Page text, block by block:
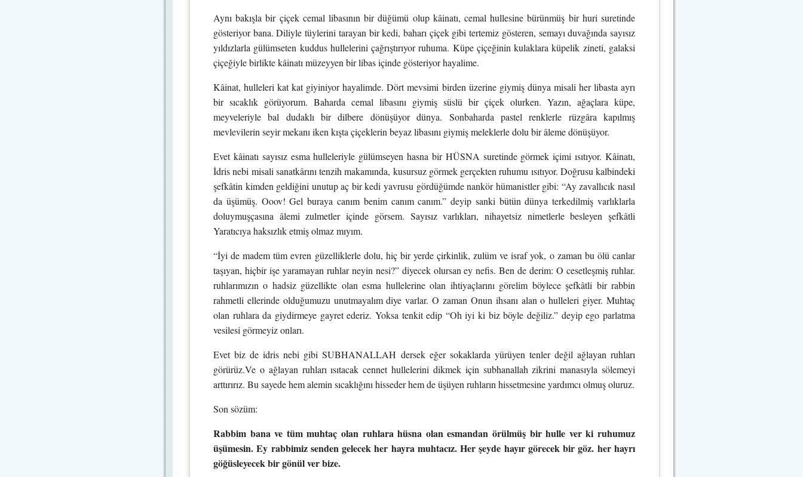
Aynı bakışla bir çiçek cemal libasının bir düğümü olup kâinatı, cemal hullesine bürünmüş bir huri suretinde
gösteriyor bana. Diliyle tüylerini tarayan bir kedi, baharı çiçek gibi tertemiz gösteren, semayı duvağında sayısız
yıldızlarla gülümseten kuddus hullelerini çağrıştırıyor ruhuma. Küpe çiçeğinin kulaklara küpelik zineti, galaksi
çiçeğiyle birlikte kâinatı müzeyyen bir libas içinde gösteriyor hayalime.
Kâinat, hulleleri kat kat giyiniyor hayalimde. Dört mevsimi birden üzerine giymiş dünya misali her libasta ayrı
bir sıcaklık görüyorum. Baharda cemal libasını giymiş süslü bir çiçek olurken. Yazın, ağaçlara küpe,
meyveleriyle bal dudaklı bir dilbere dönüşüyor dünya. Sonbaharda pastel renklerle rüzgâra kapılmış
mevlevilerin seyir mekanı iken kışta çiçeklerin beyaz libasını giymiş meleklerle dolu bir âleme dönüşüyor.
Evet kâinatı sayısız esma hulleleriyle gülümseyen hasna bir HÜSNA suretinde görmek içimi ısıtıyor. Kâinatı,
İdris nebi misali sanatkârını tenzih makamında, kusursuz görmek gerçekten ruhumu ısıtıyor. Doğrusu kalbindeki
şefkâtin kimden geldiğini unutup aç bir kedi yavrusu gördüğümde nankör hümanistler gibi: “Ay zavallıcık nasıl
da üşümüş. Ooov! Gel buraya canım benim canım canım.” deyip sanki bütün dünya terkedilmiş varlıklarla
doluymuşçasına âlemi zulmetler içinde görsem. Sayısız varlıkları, nihayetsiz nimetlerle besleyen şefkâtli
Yaratıcıya haksızlık etmiş olmaz mıyım.
“İyi de madem tüm evren güzelliklerle dolu, hiç bir yerde çirkinlik, zulüm ve israf yok, o zaman bu ölü canlar
taşıyan, hiçbir işe yaramayan ruhlar neyin nesi?” diyecek olursan ey nefis. Ben de derim: O cesetleşmiş ruhlar.
ruhlarımızın o hadsiz güzellikte olan esma hullelerine olan ihtiyaçlarını görelim böylece şefkâtli bir rabbin
rahmetli ellerinde olduğumuzu unutmayalım diye varlar. O zaman Onun ihsanı alan o hulleleri giyer. Muhtaç
olan ruhlara da giydirmeye gayret ederiz. Yoksa tenkit edip “Oh iyi ki biz böyle değiliz.” deyip ego parlatma
vesilesi görmeyiz onları.
Evet biz de idris nebi gibi SUBHANALLAH dersek eğer sokaklarda yürüyen tenler değil ağlayan ruhları
görürüz.Ve o ağlayan ruhları ısıtacak cennet hullelerini dikmek için subhanallah zikrini manasıyla sölemeyi
arttırırız. Bu sayede hem alemin sıcaklığını hisseder hem de üşüyen ruhların hissetmesine yardımcı olmuş oluruz.
Son sözüm:
Rabbim bana ve tüm muhtaç olan ruhlara hüsna olan esmandan örülmüş bir hulle ver ki ruhumuz
üşümesin. Ey rabbimiz senden gelecek her hayra muhtacız. Her şeyde hayır görecek bir göz. her hayrı
göğüsleyecek bir gönül ver bize.